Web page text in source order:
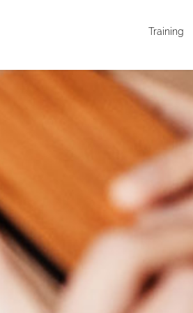
Training